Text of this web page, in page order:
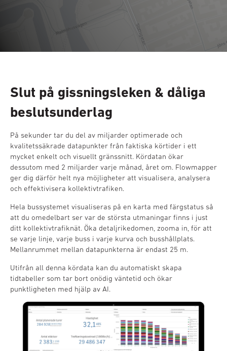
Slut på gissningsleken & dåliga
beslutsunderlag
På sekunder tar du del av miljarder optimerade och
kvalitetssäkrade datapunkter från faktiska körtider i ett
mycket enkelt och visuellt gränssnitt. Kördatan ökar
dessutom med 2 miljarder varje månad, året om. Flowmapper
ger dig därför helt nya möjligheter att visualisera, analysera
och effektivisera kollektivtrafiken.
Hela bussystemet visualiseras på en karta med färgstatus så
att du omedelbart ser var de största utmaningar finns i just
ditt kollektivtrafiknät. Öka detaljrikedomen, zooma in, för att
se varje linje, varje buss i varje kurva och busshållplats.
Mellanrummet mellan datapunkterna är endast 25 m.
Utifrån all denna kördata kan du automatiskt skapa
tidtabeller som tar bort onödig väntetid och ökar
punktligheten med hjälp av AI.